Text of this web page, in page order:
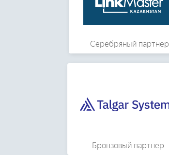
Серебряный партнер
Бронзовый партнер